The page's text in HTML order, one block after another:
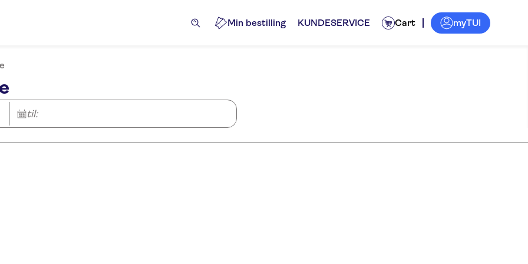
Min bestilling KUNDESERVICE Cart myTUI
til: